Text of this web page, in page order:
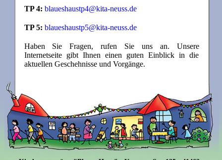
TP 4: blaueshaustp4@kita-neuss.de
TP 5: blaueshaustp5@kita-neuss.de
Haben Sie Fragen, rufen Sie uns an. Unsere
Internetseite gibt Ihnen einen guten Einblick in die
aktuellen Geschehnisse und Vorgänge.